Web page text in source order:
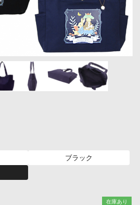
ブラック
在庫あり